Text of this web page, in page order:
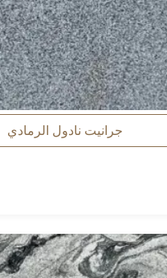
جرانيت نادول الرمادي